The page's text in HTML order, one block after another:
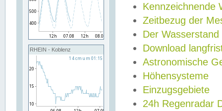
RHEIN - Koblenz
Kennzeichnende
Zeitbezug der
Der Wasserstand
Download
Astronomische
Höhensysteme
Einzugsgebiete
24h Regenradar